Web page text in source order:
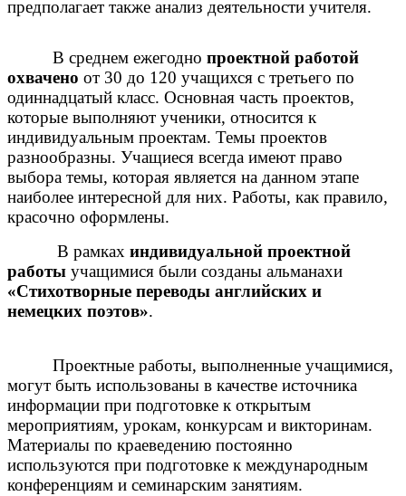
предполагает также анализ деятельности учителя.
В среднем ежегодно проектной работой
охвачено от 30 до 120 учащихся с третьего по
одиннадцатый класс. Основная часть проектов,
которые выполняют ученики, относится к
индивидуальным проектам. Темы проектов
разнообразны. Учащиеся всегда имеют право
выбора темы, которая является на данном этапе
наиболее интересной для них. Работы, как правило,
красочно оформлены.
В рамках индивидуальной проектной
работы учащимися были созданы альманахи
«Стихотворные переводы английских и
немецких поэтов».
Проектные работы, выполненные учащимися,
могут быть использованы в качестве источника
информации при подготовке к открытым
мероприятиям, урокам, конкурсам и викторинам.
Материалы по краеведению постоянно
используются при подготовке к международным
конференциям и семинарским занятиям.